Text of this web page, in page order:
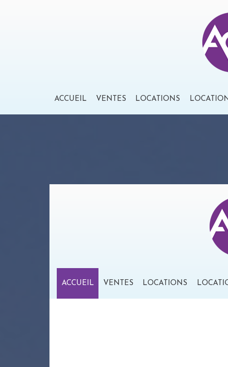
ACCUEIL VENTES LOCATIONS
ACCUEIL VENTES LOCATIONS